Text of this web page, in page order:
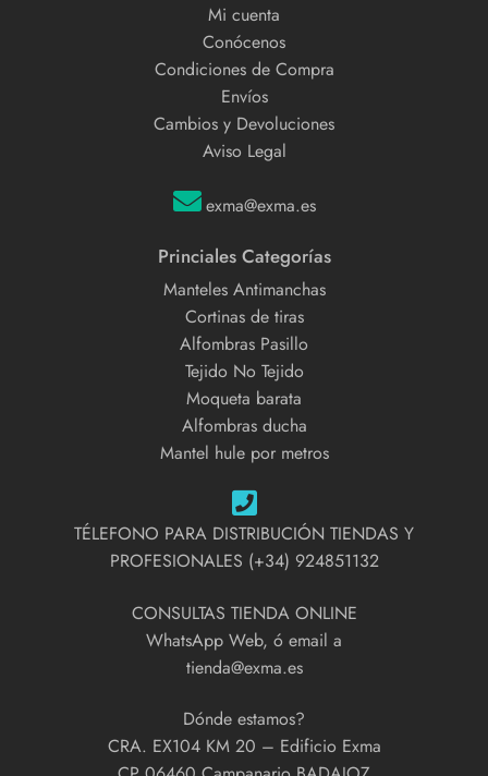
Mi cuenta
Conócenos
Condiciones de Compra
Envíos
Cambios y Devoluciones
Aviso Legal
exma@exma.es
Princiales Categorías
Manteles Antimanchas
Cortinas de tiras
Alfombras Pasillo
Tejido No Tejido
Moqueta barata
Alfombras ducha
Mantel hule por metros
TÉLEFONO PARA DISTRIBUCIÓN TIENDAS Y
PROFESIONALES (+34) 924851132
CONSULTAS TIENDA ONLINE
WhatsApp Web, ó email a
tienda@exma.es
Dónde estamos?
CRA. EX104 KM 20 – Edificio Exma